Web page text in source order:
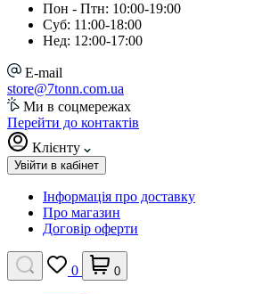
Пон - Птн: 10:00-19:00
Суб: 11:00-18:00
Нед: 12:00-17:00
E-mail
store@7tonn.com.ua
Ми в соцмережах
Перейти до контактів
Клієнту
Увійти в кабінет
Інформація про доставку
Про магазин
Договір оферти
0 0